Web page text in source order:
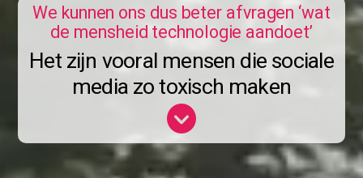
We kunnen ons dus beter afvragen ‘wat
de mensheid technologie aandoet’
Het zijn vooral mensen die sociale
media zo toxisch maken